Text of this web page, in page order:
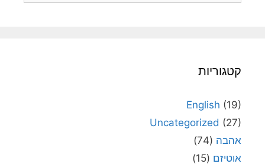
קטגוריות
English (19)
Uncategorized (27)
אהבה (74)
אוטיזם (15)